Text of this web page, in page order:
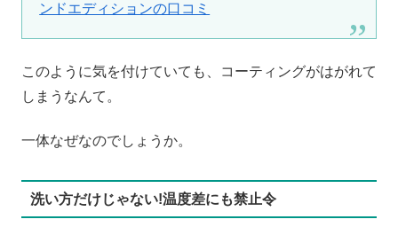
ンドエディションの口コミ
このように気を付けていても、コーティングがはがれて
しまうなんて。
一体なぜなのでしょうか。
洗い方だけじゃない!温度差にも禁止令